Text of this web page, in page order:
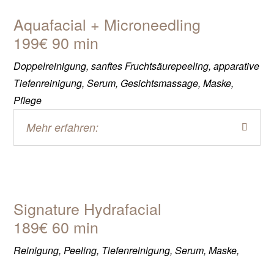
Aquafacial + Microneedling
199€ 90 min
Doppelreinigung, sanftes Fruchtsäurepeeling, apparative
Tiefenreinigung, Serum, Gesichtsmassage, Maske,
Pflege
Mehr erfahren:
Signature Hydrafacial
189€ 60 min
Reinigung, Peeling, Tiefenreinigung, Serum, Maske,